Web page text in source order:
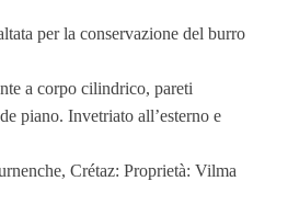
per la conservazione del burro
a corpo cilindrico, pareti
piano. Invetriato all’esterno e
Crétaz: Proprietà: Vilma